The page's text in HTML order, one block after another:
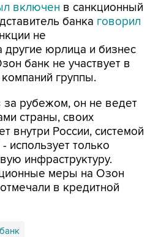
включен в санкционный
банка говорил
не
другие юрлица и бизнес
банк не участвует в
группы.
за рубежом, он не ведет
страны, своих
внутри России, системой
использует только
инфраструктуру.
меры на Озон
в кредитной